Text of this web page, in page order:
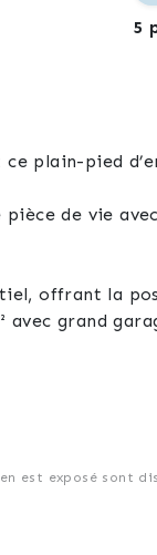
5
plain-pied
de vie
offrant la
avec grand
est exposé sont